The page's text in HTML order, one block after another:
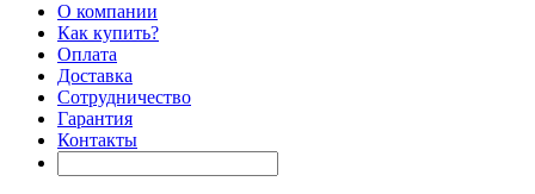
О компании
Как купить?
Оплата
Доставка
Сотрудничество
Гарантия
Контакты